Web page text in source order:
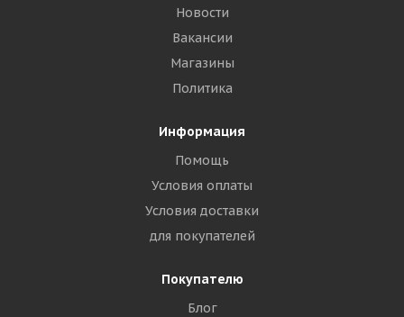
Новости
Вакансии
Магазины
Политика
Информация
Помощь
Условия оплаты
Условия доставки
для покупателей
Покупателю
Блог